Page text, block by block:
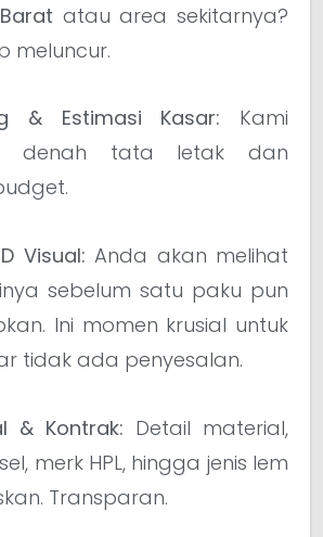
atau area sekitarnya?
meluncur.
& Estimasi Kasar: Kami
denah tata letak dan
Visual: Anda akan melihat
sebelum satu paku pun
Ini momen krusial untuk
tidak ada penyesalan.
& Kontrak: Detail material,
merk HPL, hingga jenis lem
Transparan.